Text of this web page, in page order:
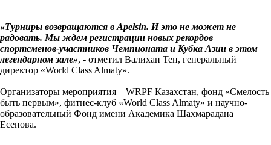
«Турниры возвращаются в Apelsin. И это не может не
радовать. Мы ждем регистрации новых рекордов
спортсменов-участников Чемпионата и Кубка Азии в этом
легендарном зале», - отметил Валихан Тен, генеральный
директор «World Class Almaty».
Организаторы мероприятия – WRPF Казахстан, фонд «Смелость
быть первым», фитнес-клуб «World Class Almaty» и научно-
образовательный Фонд имени Академика Шахмарадана
Есенова.